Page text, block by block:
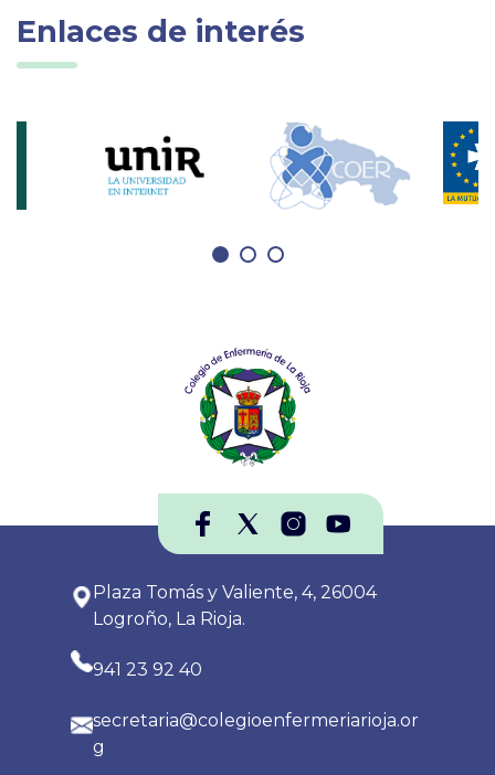
Enlaces de interés
Plaza Tomás y Valiente, 4, 26004
Logroño, La Rioja.
941 23 92 40
secretaria@colegioenfermeriarioja.or
g